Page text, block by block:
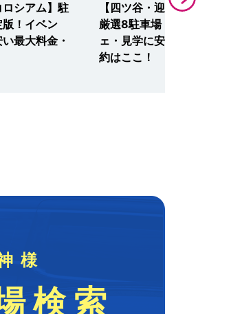
ロシアム】駐
！イベン
最大料金・
【四ツ谷・迎賓館赤坂離宮】
厳選8駐車場！ランチ・カフ
ェ・見学に安い最大料金・予
約はここ！
様
検索